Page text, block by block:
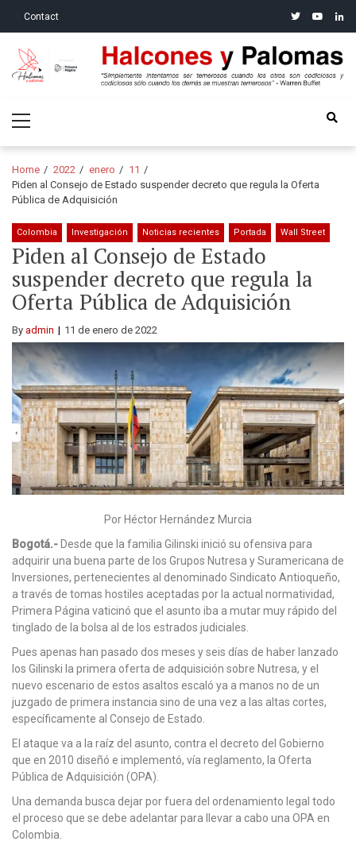
Contact twitteryoutube
Halcones y Palomas
Menu
Home 2022 enero
11
Piden al Consejo de Estado suspender decreto que regula la Oferta
Pública de Adquisición
Colombia Investigación Noticias recientes Portada Wall Street
Piden al Consejo de Estado
suspender decreto que regula la
Oferta Pública de Adquisición
By admin 11 de enero de 2022
Por Héctor Hernández Murcia
Bogotá.- Desde que la familia Gilinski inició su ofensiva para
adquirir una buena parte de los Grupos Nutresa y Suramericana de
Inversiones, pertenecientes al denominado Sindicato Antioqueño,
a través de tomas hostiles aceptadas por la actual normatividad,
Primera Página vaticinó que el asunto iba a mutar muy rápido del
tinglado de la bolsa al de los estrados judiciales.
Pues apenas han pasado dos meses y seis días de haber lanzado
los Gilinski la primera oferta de adquisición sobre Nutresa, y el
nuevo escenario de estos asaltos escaló ya a manos no de un
juzgado de primera instancia sino de una vez a las altas cortes,
específicamente al Consejo de Estado.
El ataque va a la raíz del asunto, contra el decreto del Gobierno
que en 2010 diseñó e implementó, vía reglamento, la Oferta
Pública de Adquisición (OPA).
Una demanda busca dejar por fuera del ordenamiento legal todo
el proceso que se debe adelantar para llevar a cabo una OPA en
Colombia.